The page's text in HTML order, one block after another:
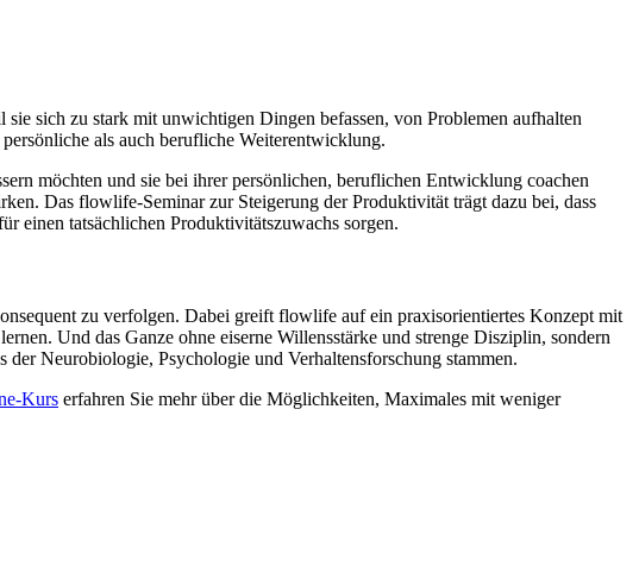
sich zu stark mit unwichtigen Dingen befassen, von Problemen aufhalten
als auch berufliche Weiterentwicklung.
möchten und sie bei ihrer persönlichen, beruflichen Entwicklung coachen
Das flowlife-Seminar zur Steigerung der Produktivität trägt dazu bei, dass
einen tatsächlichen Produktivitätszuwachs sorgen.
zu verfolgen. Dabei greift flowlife auf ein praxisorientiertes Konzept mit
Und das Ganze ohne eiserne Willensstärke und strenge Disziplin, sondern
Neurobiologie, Psychologie und Verhaltensforschung stammen.
Kurs erfahren Sie mehr über die Möglichkeiten, Maximales mit weniger